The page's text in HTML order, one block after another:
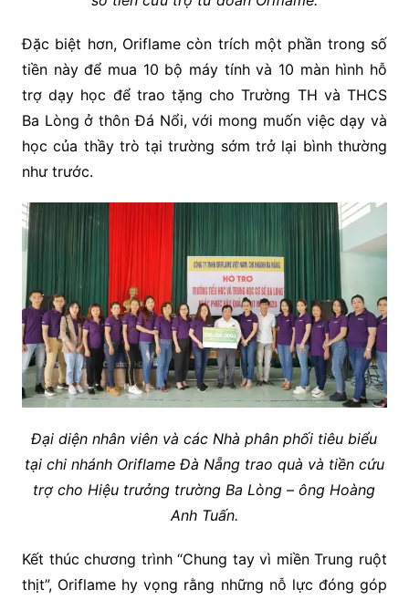
Đặc biệt hơn, Oriflame còn trích một phần trong số
tiền này để mua 10 bộ máy tính và 10 màn hình hỗ
trợ dạy học để trao tặng cho Trường TH và THCS
Ba Lòng ở thôn Đá Nổi, với mong muốn việc dạy và
học của thầy trò tại trường sớm trở lại bình thường
như trước.
Đại diện nhân viên và các Nhà phân phối tiêu biểu
tại chi nhánh Oriflame Đà Nẵng trao quà và tiền cứu
trợ cho Hiệu trưởng trường Ba Lòng – ông Hoàng
Anh Tuấn.
Kết thúc chương trình “Chung tay vì miền Trung ruột
thịt”, Oriflame hy vọng rằng những nỗ lực đóng góp